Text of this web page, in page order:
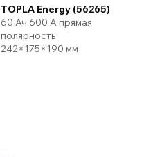
TOPLA Energy (56265)
60 Ач 600 А прямая
полярность
242×175×190 мм